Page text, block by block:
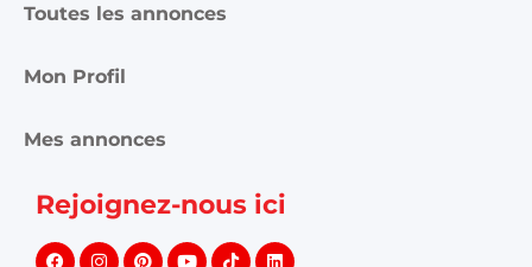
Toutes les annonces
Mon Profil
Mes annonces
Rejoignez-nous ici